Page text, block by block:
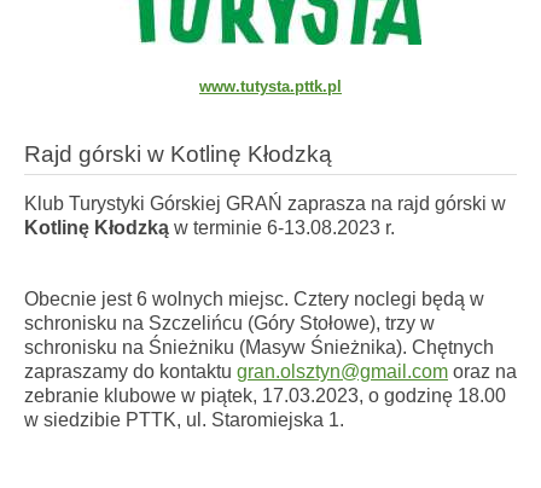
www.tutysta.pttk.pl
Rajd górski w Kotlinę Kłodzką
Klub Turystyki Górskiej GRAŃ zaprasza na rajd górski w
Kotlinę Kłodzką w terminie 6-13.08.2023 r.
Obecnie jest 6 wolnych miejsc. Cztery noclegi będą w
schronisku na Szczelińcu (Góry Stołowe), trzy w
schronisku na Śnieżniku (Masyw Śnieżnika). Chętnych
zapraszamy do kontaktu gran.olsztyn@gmail.com oraz na
zebranie klubowe w piątek, 17.03.2023, o godzinę 18.00
w siedzibie PTTK, ul. Staromiejska 1.